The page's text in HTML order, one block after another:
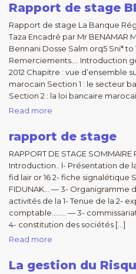
Rapport de stage
Rapport de stage La Banque
Taza Encadré par Mr BENAMAR
Bennani Dosse Salm orq5 Sni*
Remerciements…. Introduction
2012 Chapitre : vue d’ensemble
marocain Section 1 : le secteur
Section 2 : la loi bancaire
Read more
rapport de stage
RAPPORT DE STAGE
Introduction.. l- Présentation de
fid lair or 16 2- fiche signalétique
FIDUNAK… — 3- Organigramme
activités de la 1- Tenue de la 2-
comptable…….. — 3-
4- constitution des sociétés […]
Read more
La gestion du